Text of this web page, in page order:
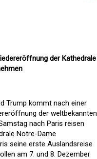
der Kathedrale
Trump kommt nach einer
der weltbekannten
nach Paris reisen
Notre-Dame
seine erste Auslandsreise
am 7. und 8. Dezember